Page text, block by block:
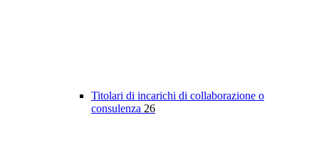
Titolari di incarichi di collaborazione o
consulenza 26